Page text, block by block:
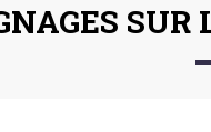
SUR